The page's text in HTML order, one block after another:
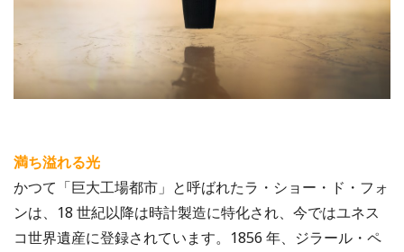
満ち溢れる光
かつて「巨大工場都市」と呼ばれたラ・ショー・ド・フォ
ンは、18 世紀以降は時計製造に特化され、今ではユネス
コ世界遺産に登録されています。1856 年、ジラール・ペ